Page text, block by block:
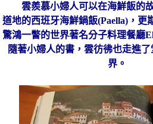
雲羨慕小婦人可以在海鮮飯的
道地的西班牙海鮮鍋飯(Paella)，更
驚鴻一瞥的世界著名分子料理餐廳
隨著小婦人的書，雲彷彿也走進了
界。